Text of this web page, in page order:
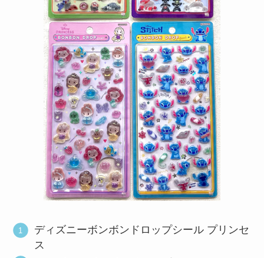
ディズニーボンボンドロップシール プリンセ
ス